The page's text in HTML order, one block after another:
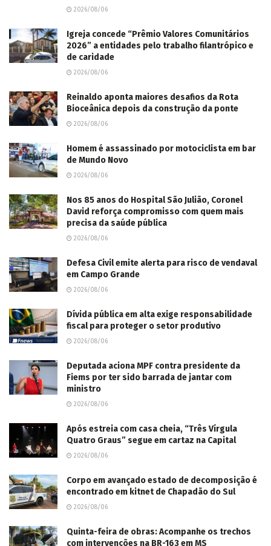
2026/08/06
Igreja concede “Prêmio Valores Comunitários
2026” a entidades pelo trabalho filantrópico e
de caridade
2026/08/06
Reinaldo aponta maiores desafios da Rota
Bioceânica depois da construção da ponte
2026/08/06
Homem é assassinado por motociclista em bar
de Mundo Novo
2026/08/06
Nos 85 anos do Hospital São Julião, Coronel
David reforça compromisso com quem mais
precisa da saúde pública
2026/08/06
Defesa Civil emite alerta para risco de vendaval
em Campo Grande
2026/08/06
Dívida pública em alta exige responsabilidade
fiscal para proteger o setor produtivo
2026/08/06
Deputada aciona MPF contra presidente da
Fiems por ter sido barrada de jantar com
ministro
2026/08/06
Após estreia com casa cheia, “Três Vírgula
Quatro Graus” segue em cartaz na Capital
2026/08/06
Corpo em avançado estado de decomposição é
encontrado em kitnet de Chapadão do Sul
2026/08/06
Quinta-feira de obras: Acompanhe os trechos
com intervenções na BR-163 em MS